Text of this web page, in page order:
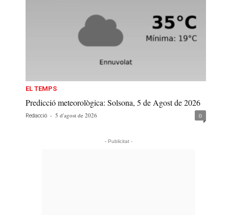
EL TEMPS
Predicció meteorològica: Solsona, 5 de Agost de 2026
Redacció - 5 d'agost de 2026 0
- Publicitat -